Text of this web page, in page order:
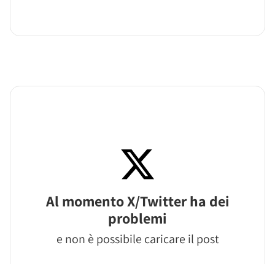
Al momento X/Twitter ha dei
problemi
e non è possibile caricare il post